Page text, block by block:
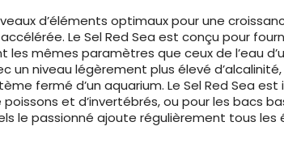
d’éléments optimaux pour une
Le Sel Red Sea est conçu pour
les mêmes paramètres que ceux de l’eau
un niveau légèrement plus élevé
fermé d’un aquarium. Le Sel Red Sea
poissons et d’invertébrés, ou pour les bacs
le passionné ajoute régulièrement tous les